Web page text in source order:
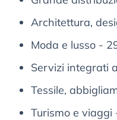
Architettura,
Moda e lusso -
Servizi integrati
Tessile,
Turismo e